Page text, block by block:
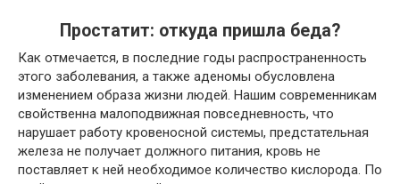
Простатит: откуда пришла беда?
Как отмечается, в последние годы распространенность
этого заболевания, а также аденомы обусловлена
изменением образа жизни людей. Нашим современникам
свойственна малоподвижная повседневность, что
нарушает работу кровеносной системы, предстательная
железа не получает должного питания, кровь не
поставляет к ней необходимое количество кислорода. По